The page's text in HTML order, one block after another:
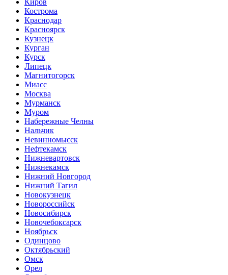
Киров
Кострома
Краснодар
Красноярск
Кузнецк
Курган
Курск
Липецк
Магнитогорск
Миасс
Москва
Мурманск
Муром
Набережные Челны
Нальчик
Невинномысск
Нефтекамск
Нижневартовск
Нижнекамск
Нижний Новгород
Нижний Тагил
Новокузнецк
Новороссийск
Новосибирск
Новочебоксарск
Ноябрьск
Одинцово
Октябрьский
Омск
Орел